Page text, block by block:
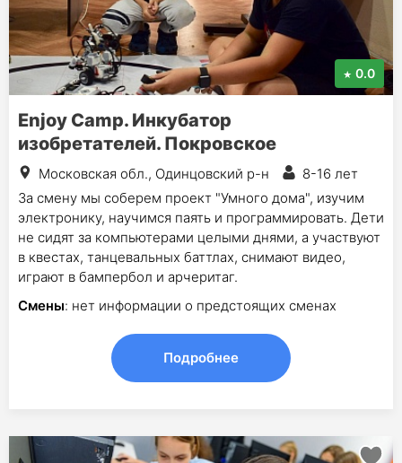
0.0
Enjoy Camp. Инкубатор
изобретателей. Покровское
Московская обл., Одинцовский р-н
8-16 лет
За смену мы соберем проект "Умного дома", изучим
электронику, научимся паять и программировать. Дети
не сидят за компьютерами целыми днями, а участвуют
в квестах, танцевальных баттлах, снимают видео,
играют в бампербол и арчеритаг.
Смены: нет информации о предстоящих сменах
Подробнее